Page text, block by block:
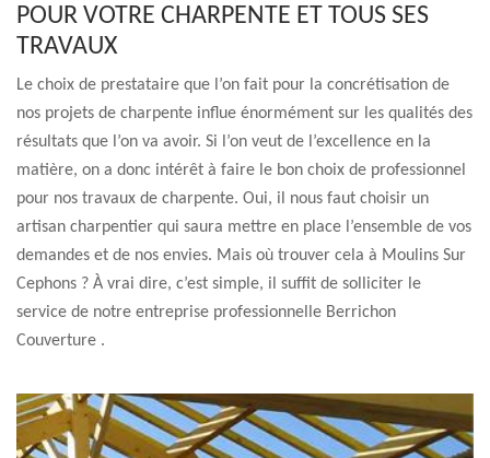
POUR VOTRE CHARPENTE ET TOUS SES
TRAVAUX
Le choix de prestataire que l’on fait pour la concrétisation de
nos projets de charpente influe énormément sur les qualités des
résultats que l’on va avoir. Si l’on veut de l’excellence en la
matière, on a donc intérêt à faire le bon choix de professionnel
pour nos travaux de charpente. Oui, il nous faut choisir un
artisan charpentier qui saura mettre en place l’ensemble de vos
demandes et de nos envies. Mais où trouver cela à Moulins Sur
Cephons ? À vrai dire, c’est simple, il suffit de solliciter le
service de notre entreprise professionnelle Berrichon
Couverture .